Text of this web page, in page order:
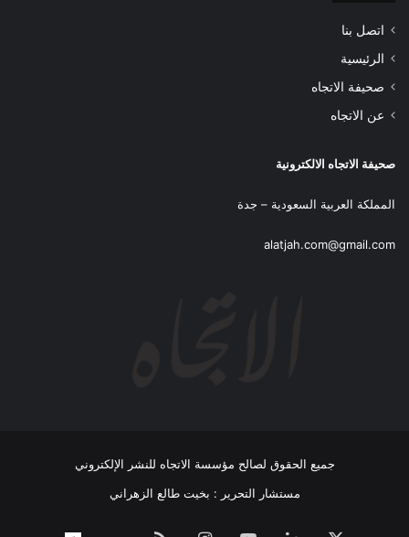
اتصل بنا
الرئيسية
صحيفة الاتجاه
عن الاتجاه
صحيفة الاتجاه الالكترونية
المملكة العربية السعودية – جدة
alatjah.com@gmail.com
جميع الحقوق لصالح مؤسسة الاتجاه للنشر الإلكتروني
مستشار التحرير : بخيت طالع الزهراني